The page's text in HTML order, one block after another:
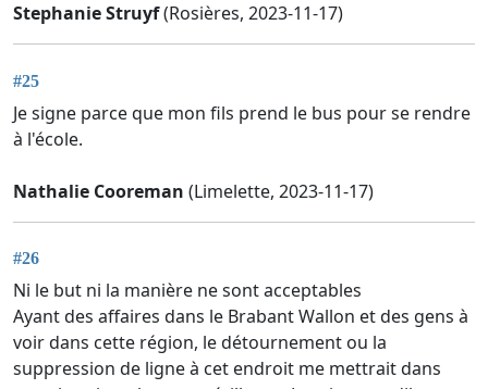
Stephanie Struyf(Rosières, 2023-11-17)
#25
Je signe parce que mon fils prend le bus pour se rendre
à l'école.
Nathalie Cooreman (Limelette, 2023-11-17)
#26
Ni le but ni la manière ne sont acceptables
Ayant des affaires dans le Brabant Wallon et des gens à
voir dans cette région, le détournement ou la
suppression de ligne à cet endroit me mettrait dans